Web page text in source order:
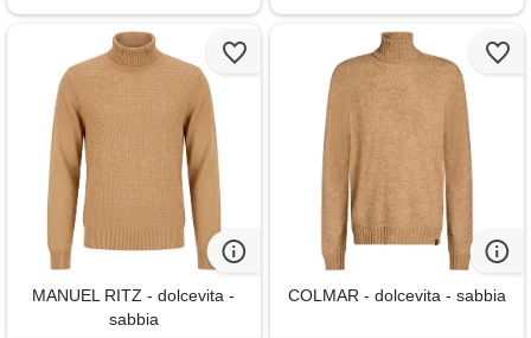
MANUEL RITZ - dolcevita -
sabbia
COLMAR - dolcevita - sabbia